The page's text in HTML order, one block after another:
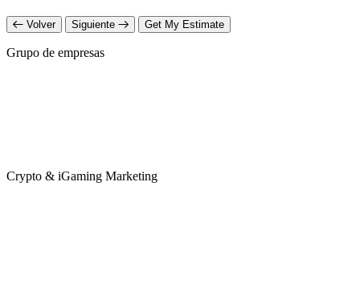
Volver Siguiente Get My Estimate
Grupo de empresas
Crypto & iGaming Marketing